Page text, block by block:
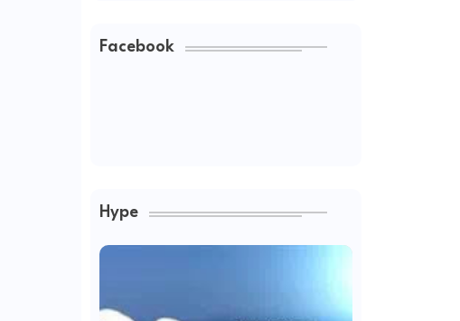
Facebook
Hype